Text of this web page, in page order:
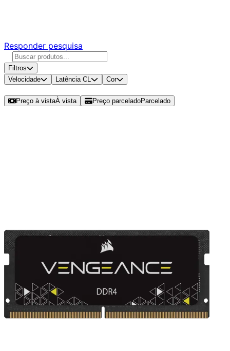
Responder pesquisa
Filtros
Velocidade
Latência CL Cor
Preço à vistaÀ vista Preço parceladoParcelado